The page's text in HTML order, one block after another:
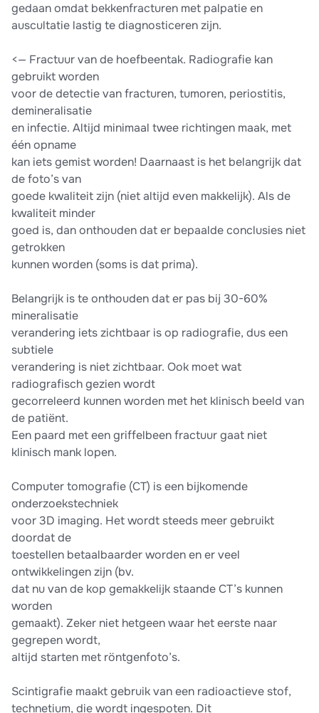
gedaan omdat bekkenfracturen met palpatie en
auscultatie lastig te diagnosticeren zijn.
<— Fractuur van de hoefbeentak. Radiografie kan
gebruikt worden
voor de detectie van fracturen, tumoren, periostitis,
demineralisatie
en infectie. Altijd minimaal twee richtingen maak, met
één opname
kan iets gemist worden! Daarnaast is het belangrijk dat
de foto’s van
goede kwaliteit zijn (niet altijd even makkelijk). Als de
kwaliteit minder
goed is, dan onthouden dat er bepaalde conclusies niet
getrokken
kunnen worden (soms is dat prima).
Belangrijk is te onthouden dat er pas bij 30-60%
mineralisatie
verandering iets zichtbaar is op radiografie, dus een
subtiele
verandering is niet zichtbaar. Ook moet wat
radiografisch gezien wordt
gecorreleerd kunnen worden met het klinisch beeld van
de patiënt.
Een paard met een griffelbeen fractuur gaat niet
klinisch mank lopen.
Computer tomografie (CT) is een bijkomende
onderzoekstechniek
voor 3D imaging. Het wordt steeds meer gebruikt
doordat de
toestellen betaalbaarder worden en er veel
ontwikkelingen zijn (bv.
dat nu van de kop gemakkelijk staande CT’s kunnen
worden
gemaakt). Zeker niet hetgeen waar het eerste naar
gegrepen wordt,
altijd starten met röntgenfoto’s.
Scintigrafie maakt gebruik van een radioactieve stof,
technetium, die wordt ingespoten. Dit